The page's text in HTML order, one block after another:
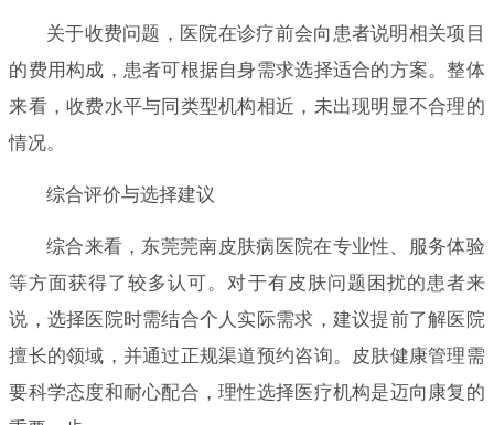
关于收费问题，医院在诊疗前会向患者说明相关项目
的费用构成，患者可根据自身需求选择适合的方案。整体
来看，收费水平与同类型机构相近，未出现明显不合理的
情况。
综合评价与选择建议
综合来看，东莞莞南皮肤病医院在专业性、服务体验
等方面获得了较多认可。对于有皮肤问题困扰的患者来
说，选择医院时需结合个人实际需求，建议提前了解医院
擅长的领域，并通过正规渠道预约咨询。皮肤健康管理需
要科学态度和耐心配合，理性选择医疗机构是迈向康复的